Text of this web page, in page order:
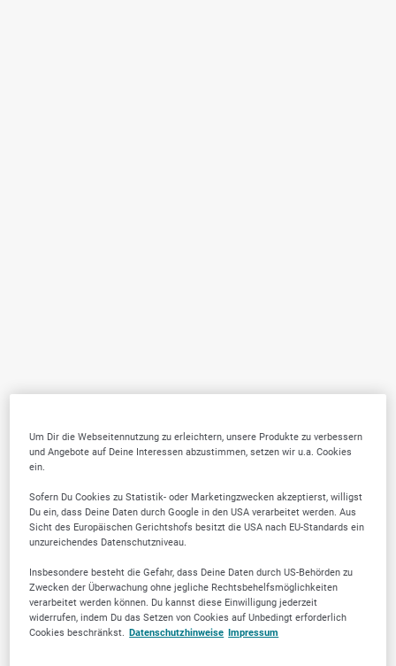
Um Dir die Webseitennutzung zu erleichtern, unsere Produkte zu verbessern
und Angebote auf Deine Interessen abzustimmen, setzen wir u.a. Cookies
ein.
Sofern Du Cookies zu Statistik- oder Marketingzwecken akzeptierst, willigst
Du ein, dass Deine Daten durch Google in den USA verarbeitet werden. Aus
Sicht des Europäischen Gerichtshofs besitzt die USA nach EU-Standards ein
unzureichendes Datenschutzniveau.
Insbesondere besteht die Gefahr, dass Deine Daten durch US-Behörden zu
Zwecken der Überwachung ohne jegliche Rechtsbehelfsmöglichkeiten
verarbeitet werden können. Du kannst diese Einwilligung jederzeit
widerrufen, indem Du das Setzen von Cookies auf Unbedingt erforderlich
Cookies beschränkst. Datenschutzhinweise Impressum